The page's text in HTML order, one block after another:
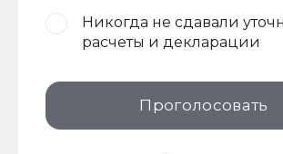
Никогда не сдавали
расчеты и декларации
Проголосовать